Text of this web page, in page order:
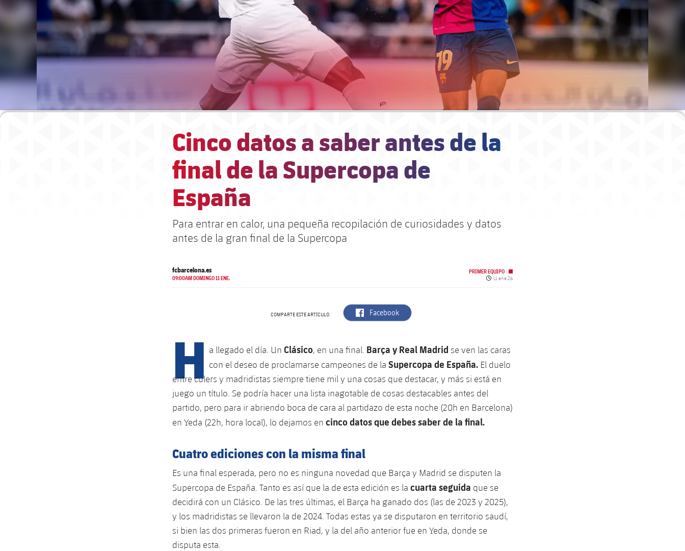
Cinco datos a saber antes de la
final de la Supercopa de
España
Para entrar en calor, una pequeña recopilación de curiosidades y datos
antes de la gran final de la Supercopa
fcbarcelona.es
09:00AM DOMINGO 11 ENE.
PRIMER EQUIPO
Fecha de publicación
11 ene 26
COMPARTE ESTE ARTÍCULO label.aria.facebook
Facebook
H a llegado el día. Un Clásico, en una final. Barça y Real Madrid se ven las caras
con el deseo de proclamarse campeones de la Supercopa de España. El duelo
entre culers y madridistas siempre tiene mil y una cosas que destacar, y más si está en
juego un título. Se podría hacer una lista inagotable de cosas destacables antes del
partido, pero para ir abriendo boca de cara al partidazo de esta noche (20h en Barcelona)
en Yeda (22h, hora local), lo dejamos en cinco datos que debes saber de la final.
Cuatro ediciones con la misma final
Es una final esperada, pero no es ninguna novedad que Barça y Madrid se disputen la
Supercopa de España. Tanto es así que la de esta edición es la cuarta seguida que se
decidirá con un Clásico. De las tres últimas, el Barça ha ganado dos (las de 2023 y 2025),
y los madridistas se llevaron la de 2024. Todas estas ya se disputaron en territorio saudí,
si bien las dos primeras fueron en Riad, y la del año anterior fue en Yeda, donde se
disputa esta.